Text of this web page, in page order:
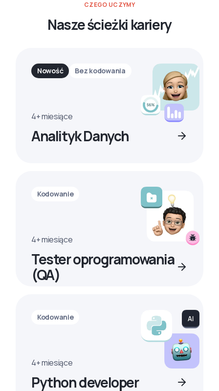
CZEGO UCZYMY
Nasze ścieżki kariery
Nowość Bez kodowania
4+ miesiące
Analityk Danych
Kodowanie
4+ miesiące
Tester oprogramowania
(QA)
Kodowanie
4+ miesiące
Python developer